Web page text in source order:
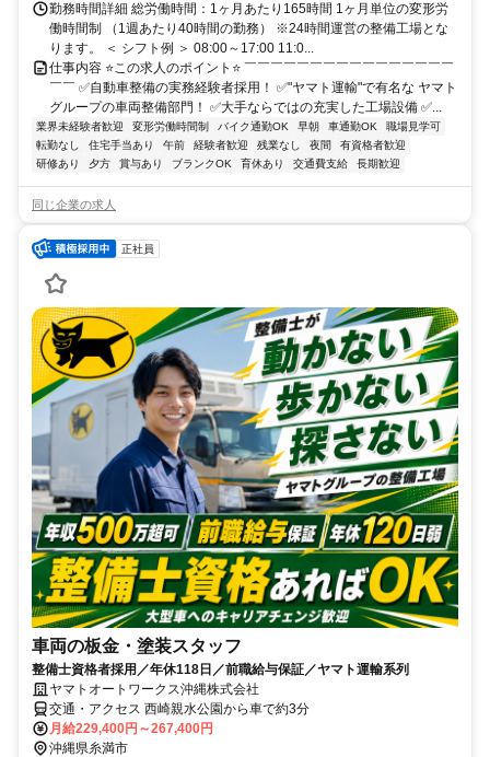
勤務時間詳細 総労働時間：1ヶ月あたり165時間 1ヶ月単位の変形労
働時間制 （1週あたり40時間の勤務） ※24時間運営の整備工場とな
ります。 ＜ シフト例 ＞ 08:00～17:00 11:0...
仕事内容 ⭐この求人のポイント⭐ ￣￣￣￣￣￣￣￣￣￣￣￣￣￣￣￣
￣￣ ✅自動車整備の実務経験者採用！ ✅"ヤマト運輸"で有名な ヤマト
グループの車両整備部門！ ✅大手ならではの充実した工場設備 ✅...
業界未経験者歓迎 変形労働時間制 バイク通勤OK 早朝 車通勤OK
職場見学可
転勤なし
住宅手当あり 午前 経験者歓迎 残業なし 夜間
有資格者歓迎
研修あり
夕方 賞与あり ブランクOK 育休あり 交通費支給 長期歓迎
同じ企業の求人
正社員
車両の板金・塗装スタッフ
整備士資格者採用／年休118日／前職給与保証／ヤマト運輸系列
ヤマトオートワークス沖縄株式会社
交通・アクセス 西崎親水公園から車で約3分
月給229,400円～267,400円
沖縄県糸満市